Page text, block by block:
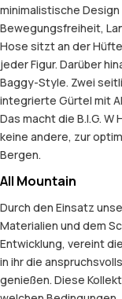
minimalistische
Bewegungsfreiheit,
Hose sitzt an der
jeder Figur. Darüber
Baggy-Style. Zwei
integrierte Gürtel mit
Das macht die B.I.G.
keine andere, zur
Bergen.
All Mountain
Durch den Einsatz
Materialien und dem
Entwicklung, vereint
in ihr die
genießen. Diese